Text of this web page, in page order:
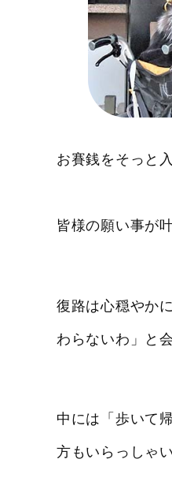
お賽銭をそっと
皆様の願い事が
復路は心穏やか
わらないわ」と
中には「歩いて
方もいらっしゃ